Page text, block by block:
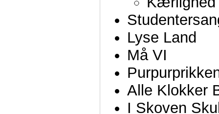
Lyse Land
Må VI
Alle Klokker
I Skoven